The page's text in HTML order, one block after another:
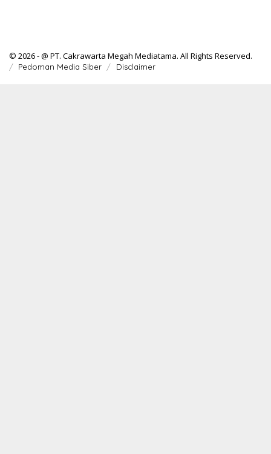
© 2026 - @ PT. Cakrawarta Megah Mediatama. All Rights Reserved.
Pedoman Media Siber Disclaimer